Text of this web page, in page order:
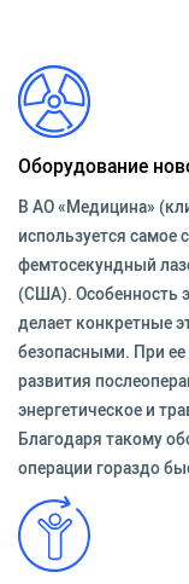
Оборудование
В АО «Медицина»
используется самое
фемтосекундный
(США). Особенность
делает конкретные
безопасными. При
развития
энергетическое и
Благодаря такому
операции гораздо